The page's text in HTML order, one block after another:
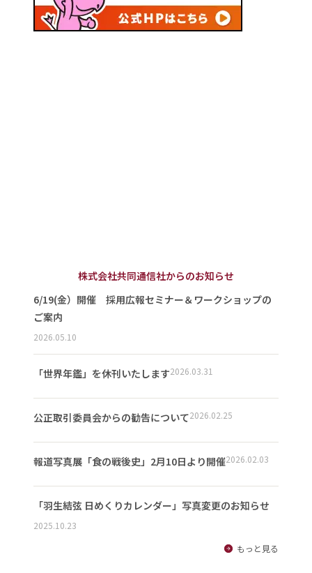
株式会社共同通信社からのお知らせ
6/19(金）開催 採用広報セミナー＆ワークショップの
ご案内
2026.05.10
「世界年鑑」を休刊いたします2026.03.31
公正取引委員会からの勧告について2026.02.25
報道写真展「食の戦後史」2月10日より開催2026.02.03
「羽生結弦 日めくりカレンダー」写真変更のお知らせ
2025.10.23
もっと見る